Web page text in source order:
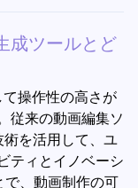
成ツールとど
操作性の高さが
従来の動画編集ソ
を活用して、ユ
ティとイノベーシ
で、動画制作の可